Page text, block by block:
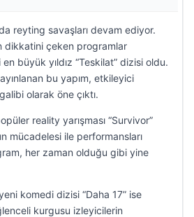
reyting savaşları devam ediyor.
dikkatini çeken programlar
büyük yıldız “Teskilat” dizisi oldu.
bu yapım, etkileyici
olarak öne çıktı.
reality yarışması “Survivor”
mücadelesi ile performansları
her zaman olduğu gibi yine
komedi dizisi “Daha 17” ise
kurgusu izleyicilerin